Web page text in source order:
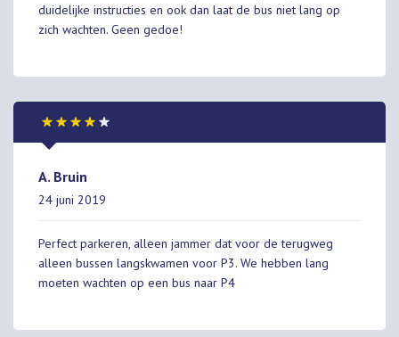
duidelijke instructies en ook dan laat de bus niet lang op
zich wachten. Geen gedoe!
A. Bruin
24 juni 2019
Perfect parkeren, alleen jammer dat voor de terugweg
alleen bussen langskwamen voor P3. We hebben lang
moeten wachten op een bus naar P4